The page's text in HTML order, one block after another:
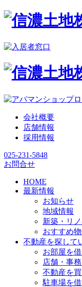
会社概要
店舗情報
採用情報
025-231-5848
お問合せ
HOME
最新情報
お知らせ
地域情報
新築・リ
おすすめ
不動産を探して
お部屋を
店舗・事
不動産を
駐車場を